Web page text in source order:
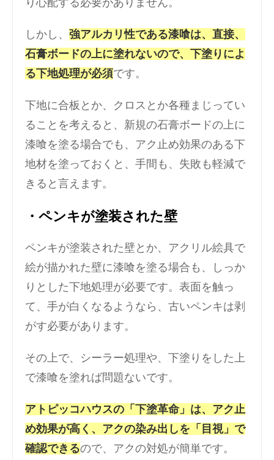
しかし、 強アルカリ性である漆喰は、直接、
石膏ボードの上に塗れないので、下塗りによ
る下地処理が必須です。
下地に合板とか、クロスとか各種まじってい
ることを考えると、新規の石膏ボードの上に
漆喰を塗る場合でも、アク止め効果のある下
地材を塗っておくと、手間も、失敗も軽減で
きると言えます。
・ペンキが塗装された壁
ペンキが塗装された壁とか、アクリル絵具で
絵が描かれた壁に漆喰を塗る場合も、しっか
りとした下地処理が必要です。表面を触っ
て、手が白くなるようなら、古いペンキは剥
がす必要があります。
その上で、シーラー処理や、下塗りをした上
で漆喰を塗れば問題ないです。
アトピッコハウスの「下塗革命」は、アク止
め効果が高く、アクの染み出しを「目視」で
確認できるので、アクの対処が簡単です。